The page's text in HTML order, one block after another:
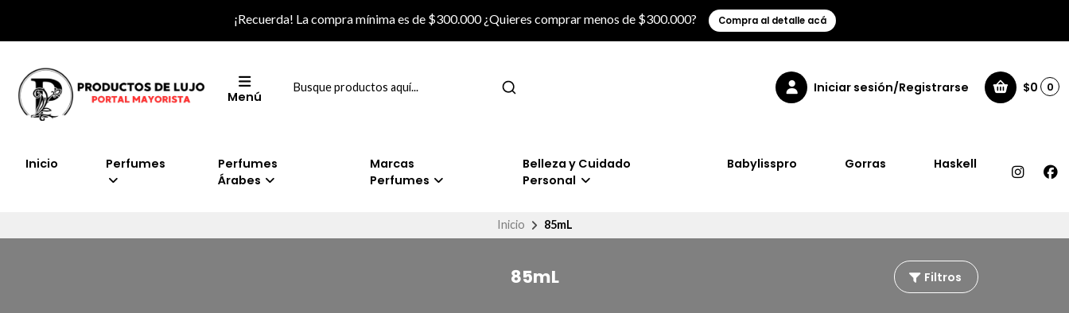
¡Recuerda! La compra mínima es de $300.000 ¿Quieres comprar menos de $300.000? Compra al detalle acá
Menú
Iniciar sesión/Registrarse $0 0
Inicio Perfumes
Perfumes
Árabes
Marcas
Perfumes
Belleza y Cuidado
Personal
Babylisspro Gorras Haskell
Inicio 85mL
85mL Filtros